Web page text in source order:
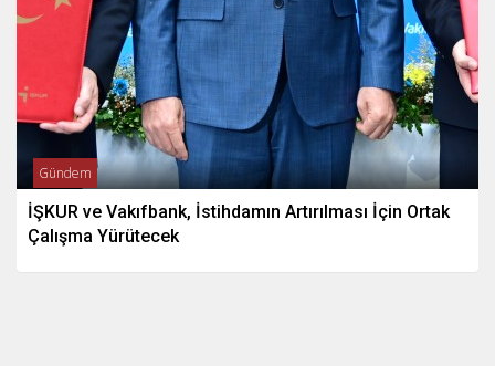
Gündem
İŞKUR ve Vakıfbank, İstihdamın Artırılması İçin Ortak
Çalışma Yürütecek